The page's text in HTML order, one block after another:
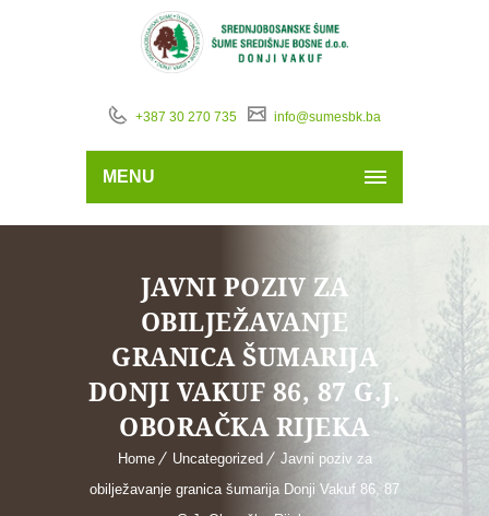
+387 30 270 735 info@sumesbk.ba
MENU
JAVNI POZIV ZA
OBILJEŽAVANJE
GRANICA ŠUMARIJA
DONJI VAKUF 86, 87 G.J.
OBORAČKA RIJEKA
Home Uncategorized
Javni poziv za
obilježavanje granica šumarija Donji Vakuf 86, 87